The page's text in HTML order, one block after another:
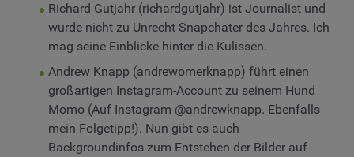
Richard Gutjahr (richardgutjahr) ist Journalist und
wurde nicht zu Unrecht Snapchater des Jahres. Ich
mag seine Einblicke hinter die Kulissen.
Andrew Knapp (andrewomerknapp) führt einen
großartigen Instagram-Account zu seinem Hund
Momo (Auf Instagram @andrewknapp. Ebenfalls
mein Folgetipp!). Nun gibt es auch
Backgroundinfos zum Entstehen der Bilder auf